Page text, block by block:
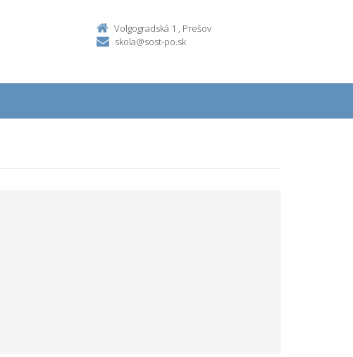
Volgogradská 1 , Prešov
skola@sost-po.sk